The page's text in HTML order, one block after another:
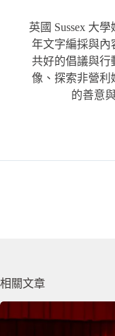
英國 Sussex 大
年文字編採與內
共好的倡議與行
像、探索非營利
的善意
相關文章